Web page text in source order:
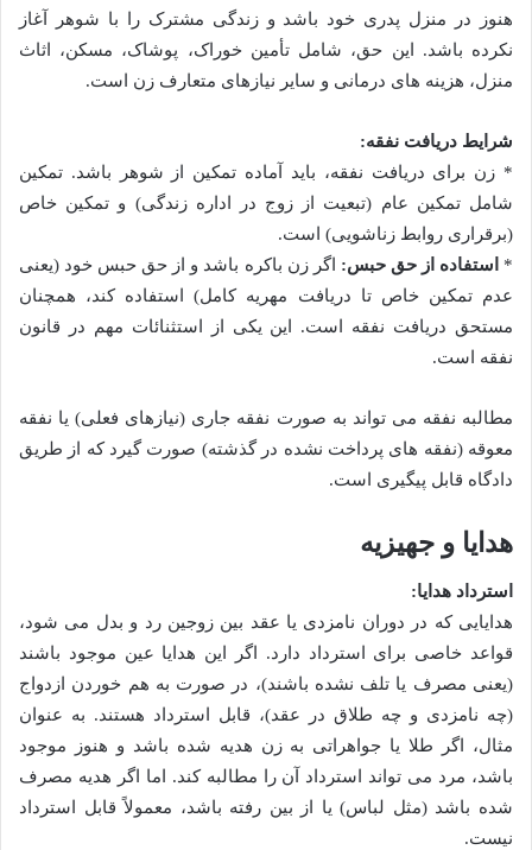
هنوز در منزل پدری خود باشد و زندگی مشترک را با شوهر آغاز
نکرده باشد. این حق، شامل تأمین خوراک، پوشاک، مسکن، اثاث
منزل، هزینه های درمانی و سایر نیازهای متعارف زن است.
شرایط دریافت نفقه:
* زن برای دریافت نفقه، باید آماده تمکین از شوهر باشد. تمکین
شامل تمکین عام (تبعیت از زوج در اداره زندگی) و تمکین خاص
(برقراری روابط زناشویی) است.
*
استفاده از حق حبس: اگر زن باکره باشد و از حق حبس خود (یعنی
عدم تمکین خاص تا دریافت مهریه کامل) استفاده کند، همچنان
مستحق دریافت نفقه است. این یکی از استثنائات مهم در قانون
نفقه است.
مطالبه نفقه می تواند به صورت نفقه جاری (نیازهای فعلی) یا نفقه
معوقه (نفقه های پرداخت نشده در گذشته) صورت گیرد که از طریق
دادگاه قابل پیگیری است.
هدایا و جهیزیه
استرداد هدایا:
هدایایی که در دوران نامزدی یا عقد بین زوجین رد و بدل می شود،
قواعد خاصی برای استرداد دارد. اگر این هدایا عین موجود باشند
(یعنی مصرف یا تلف نشده باشند)، در صورت به هم خوردن ازدواج
(چه نامزدی و چه طلاق در عقد)، قابل استرداد هستند. به عنوان
مثال، اگر طلا یا جواهراتی به زن هدیه شده باشد و هنوز موجود
باشد، مرد می تواند استرداد آن را مطالبه کند. اما اگر هدیه مصرف
شده باشد (مثل لباس) یا از بین رفته باشد، معمولاً قابل استرداد
نیست.